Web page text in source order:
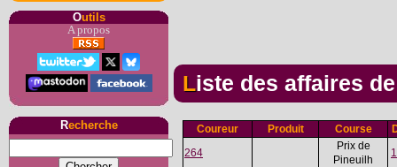
Outils
A propos
Recherche
Liste des affaires
Coureur Produit Course
264
Prix de
Pineuilh